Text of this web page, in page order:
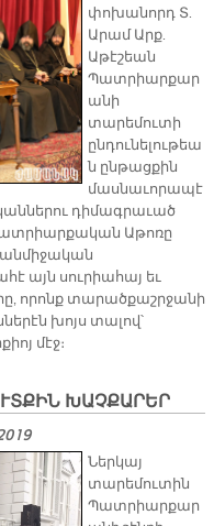
փոխանորդ Տ.
Արամ Արք.
Աթէշեան
Պատրիարքար
անի
տարեմուտի
ընդունելութեա
ն ընթացքին
մասնաւորապէ
դիմագրաւած
Աթոռը
անմիջական
այն սուրիահայ եւ
որոնք տարածքաշրջանի
խոյս տալով՝
մէջ։
ԽԱՉՔԱՐԵՐ
Ներկայ
տարեմուտին
Պատրիարքար